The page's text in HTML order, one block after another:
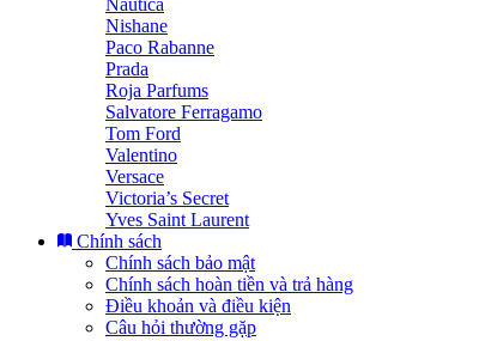
Nishane
Paco Rabanne
Prada
Roja Parfums
Salvatore Ferragamo
Tom Ford
Valentino
Versace
Victoria’s Secret
Yves Saint Laurent
Chính sách
Chính sách bảo mật
Chính sách hoàn tiền và trả hàng
Điều khoản và điều kiện
Câu hỏi thường gặp